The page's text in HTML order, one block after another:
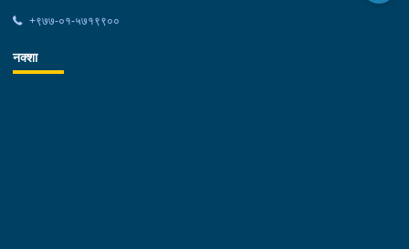
+९७७-०१-५७१९९००
नक्शा